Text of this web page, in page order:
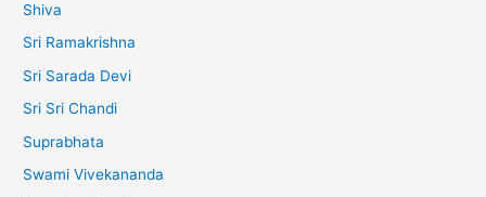
Shiva
Sri Ramakrishna
Sri Sarada Devi
Sri Sri Chandi
Suprabhata
Swami Vivekananda